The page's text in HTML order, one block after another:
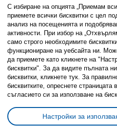
Последвайте ни:
FacebookTwitterYoutubePinterest
Политика за използване
Избор на настройки за
С избиране на опцията „Приемам
приемете всички бисквитки с цел
анализ на посещенията и
активности. При избор на
само строго необходимитe
функциониране на уебсайта ни.
да приемете като кликнете на
бисквитки". За да видите пълната
бисквитки, кликнете тук. За
бисквитките, опреснете страницата
съгласието си за използване на
Настройки за